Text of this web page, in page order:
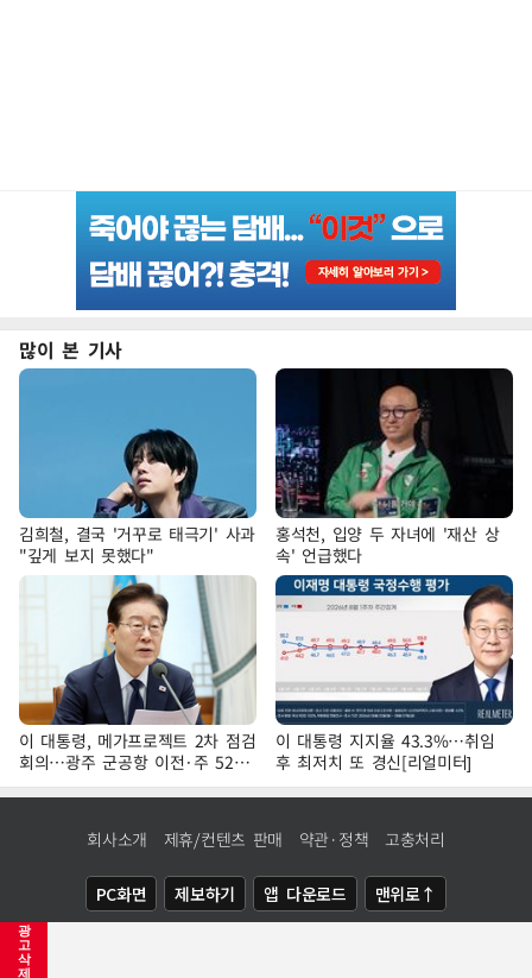
광
고
삭
제
많이 본 기사
김희철, 결국 '거꾸로 태극기' 사과
"깊게 보지 못했다"
홍석천, 입양 두 자녀에 '재산 상
속' 언급했다
이 대통령, 메가프로젝트 2차 점검
회의…광주 군공항 이전·주 52시
간 예외 등 논의
이 대통령 지지율 43.3%…취임
후 최저치 또 경신[리얼미터]
회사소개 제휴/컨텐츠 판매 약관·정책 고충처리
PC화면 제보하기 앱 다운로드 맨위로↑